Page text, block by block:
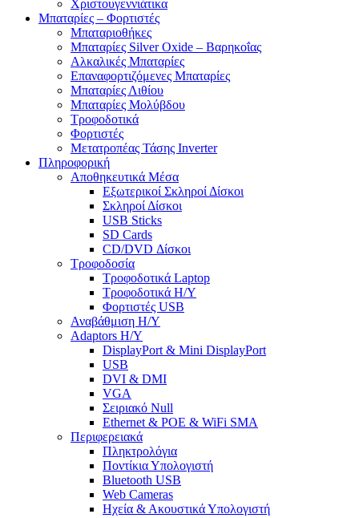
Χριστουγεννιάτικα
Μπαταρίες – Φορτιστές
Μπαταριοθήκες
Μπαταρίες Silver Oxide – Βαρηκοΐας
Αλκαλικές Μπαταρίες
Επαναφορτιζόμενες Μπαταρίες
Μπαταρίες Λιθίου
Μπαταρίες Μολύβδου
Τροφοδοτικά
Φορτιστές
Μετατροπέας Τάσης Inverter
Πληροφορική
Αποθηκευτικά Μέσα
Εξωτερικοί Σκληροί Δίσκοι
Σκληροί Δίσκοι
USB Sticks
SD Cards
CD/DVD Δίσκοι
Τροφοδοσία
Τροφοδοτικά Laptop
Τροφοδοτικά Η/Υ
Φορτιστές USB
Αναβάθμιση Η/Υ
Adaptors Η/Υ
DisplayPort & Mini DisplayPort
USB
DVI & DMI
VGA
Σειριακό Null
Ethernet & POE & WiFi SMA
Περιφερειακά
Πληκτρολόγια
Ποντίκια Υπολογιστή
Bluetooth USB
Web Cameras
Ηχεία & Ακουστικά Υπολογιστή